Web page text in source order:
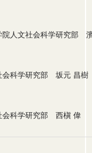
院人文社会科学研究
会科学研究部 坂元 昌
会科学研究部 西槇